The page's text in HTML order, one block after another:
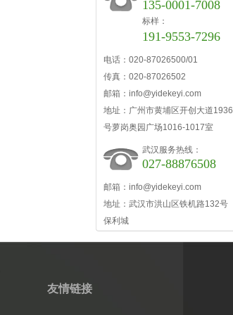
135-0001-7008
标样：
191-9553-7296
电话：020-87026500/01
传真：020-87026502
邮箱：info@yidekeyi.com
地址：广州市黄埔区开创大道1936
号萝岗奥园广场1016-1017室
武汉服务热线：
027-88876508
邮箱：info@yidekeyi.com
地址：武汉市洪山区铁机路132号
保利城
友情链接